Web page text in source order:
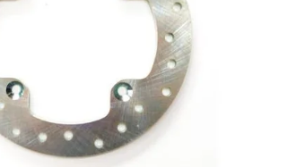
PALIVOVÉ ČERPADLO S MĚŘÁKEM PALIVA CAN-
AM
10 900 Kč